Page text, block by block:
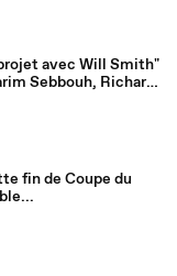
avec Will Smith"
Sebbouh, Richard
Public
fin de Coupe du